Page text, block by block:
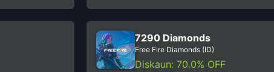
7290 Diamonds
Free Fire Diamonds (ID)
Diskaun: 70.0% OFF